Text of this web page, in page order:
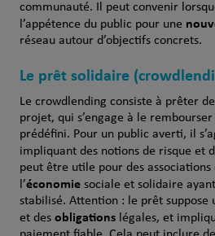
communauté. Il peut convenir
l’appétence du public pour une
réseau autour d’objectifs concrets.
Le prêt solidaire
Le crowdlending consiste à prêter
projet, qui s’engage à le
prédéfini. Pour un public averti, il
impliquant des notions de risque et
peut être utile pour des associations
l’économiesociale et solidaire
stabilisé. Attention : le prêt suppose
et des obligationslégales, et